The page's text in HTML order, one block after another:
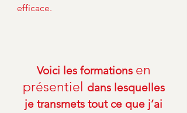
efficace.
Voici les formations en
présentiel
dans lesquelles
je transmets tout ce que j’ai